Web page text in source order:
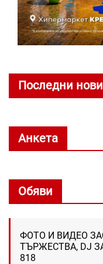
Последни
Анкета
Обяви
ФОТО И ВИДЕО
ТЪРЖЕСТВА, DJ
818